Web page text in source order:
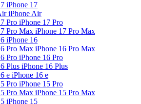
iPhone 17
iPhone Air
iPhone 17 Pro
iPhone 17 Pro Max
iPhone 16
iPhone 16 Pro Max
iPhone 16 Pro
iPhone 16 Plus
iPhone 16 e
iPhone 15 Pro
iPhone 15 Pro Max
iPhone 15